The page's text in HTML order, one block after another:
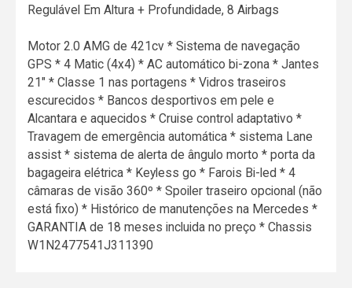
Regulável Em Altura + Profundidade, 8 Airbags
Motor 2.0 AMG de 421cv * Sistema de navegação
GPS * 4 Matic (4x4) * AC automático bi-zona * Jantes
21" * Classe 1 nas portagens * Vidros traseiros
escurecidos * Bancos desportivos em pele e
Alcantara e aquecidos * Cruise control adaptativo *
Travagem de emergência automática * sistema Lane
assist * sistema de alerta de ângulo morto * porta da
bagageira elétrica * Keyless go * Farois Bi-led * 4
câmaras de visão 360º * Spoiler traseiro opcional (não
está fixo) * Histórico de manutenções na Mercedes *
GARANTIA de 18 meses incluida no preço * Chassis
W1N2477541J311390